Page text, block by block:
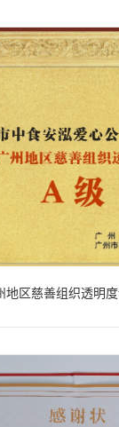
地区慈善组织透明